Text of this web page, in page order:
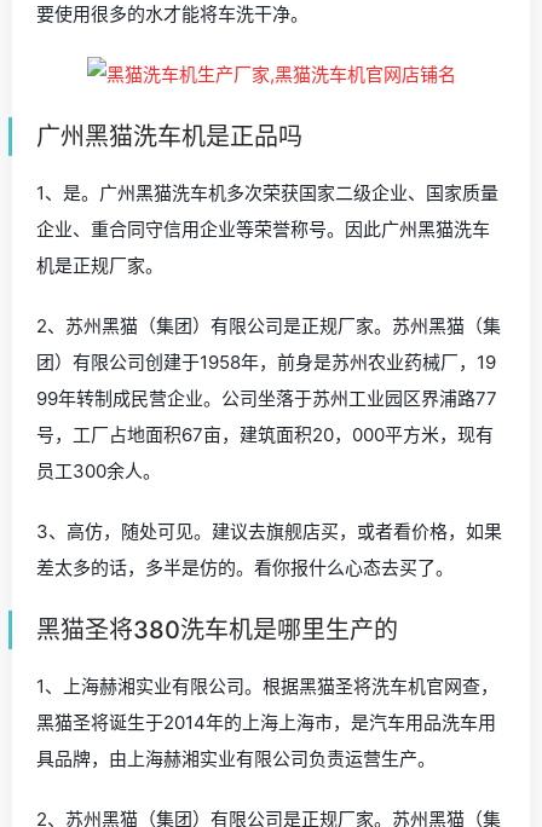
要使用很多的水才能将车洗干净。
广州黑猫洗车机是正品吗
1、是。广州黑猫洗车机多次荣获国家二级企业、国家质量
企业、重合同守信用企业等荣誉称号。因此广州黑猫洗车
机是正规厂家。
2、苏州黑猫（集团）有限公司是正规厂家。苏州黑猫（集
团）有限公司创建于1958年，前身是苏州农业药械厂，19
99年转制成民营企业。公司坐落于苏州工业园区界浦路77
号，工厂占地面积67亩，建筑面积20，000平方米，现有
员工300余人。
3、高仿，随处可见。建议去旗舰店买，或者看价格，如果
差太多的话，多半是仿的。看你报什么心态去买了。
黑猫圣将380洗车机是哪里生产的
1、上海赫湘实业有限公司。根据黑猫圣将洗车机官网查，
黑猫圣将诞生于2014年的上海上海市，是汽车用品洗车用
具品牌，由上海赫湘实业有限公司负责运营生产。
2、苏州黑猫（集团）有限公司是正规厂家。苏州黑猫（集